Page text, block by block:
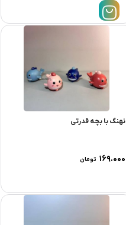
نهنگ با بچه قدرتی
۱۶۹.۰۰۰ تومان